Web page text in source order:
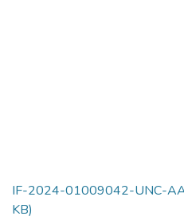
IF-2024-01009042-UNC-
KB)